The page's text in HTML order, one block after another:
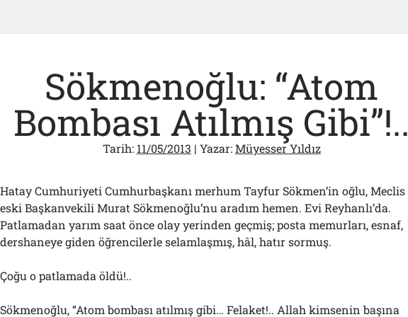
Sökmenoğlu: “Atom
Bombası Atılmış Gibi”!..
Tarih: 11/05/2013 | Yazar:Müyesser Yıldız
Hatay Cumhuriyeti Cumhurbaşkanı merhum Tayfur Sökmen’in oğlu, Meclis
eski Başkanvekili Murat Sökmenoğlu’nu aradım hemen. Evi Reyhanlı’da.
Patlamadan yarım saat önce olay yerinden geçmiş; posta memurları, esnaf,
dershaneye giden öğrencilerle selamlaşmış, hâl, hatır sormuş.
Çoğu o patlamada öldü!..
Sökmenoğlu, “Atom bombası atılmış gibi… Felaket!.. Allah kimsenin başına